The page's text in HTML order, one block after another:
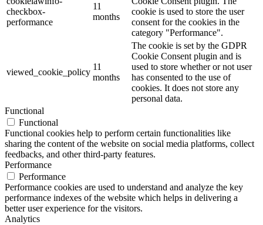
checkbox-
performance
11
months
cookie is used to store the user
consent for the cookies in the
category "Performance".
viewed_cookie_policy
11
months
The cookie is set by the GDPR
Cookie Consent plugin and is
used to store whether or not user
has consented to the use of
cookies. It does not store any
personal data.
Functional
Functional
Functional cookies help to perform certain functionalities like
sharing the content of the website on social media platforms, collect
feedbacks, and other third-party features.
Performance
Performance
Performance cookies are used to understand and analyze the key
performance indexes of the website which helps in delivering a
better user experience for the visitors.
Analytics